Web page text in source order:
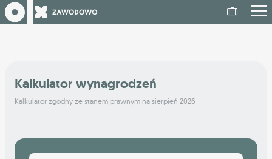
Kalkulator wynagrodzeń
Kalkulator zgodny ze stanem prawnym na sierpień 2026